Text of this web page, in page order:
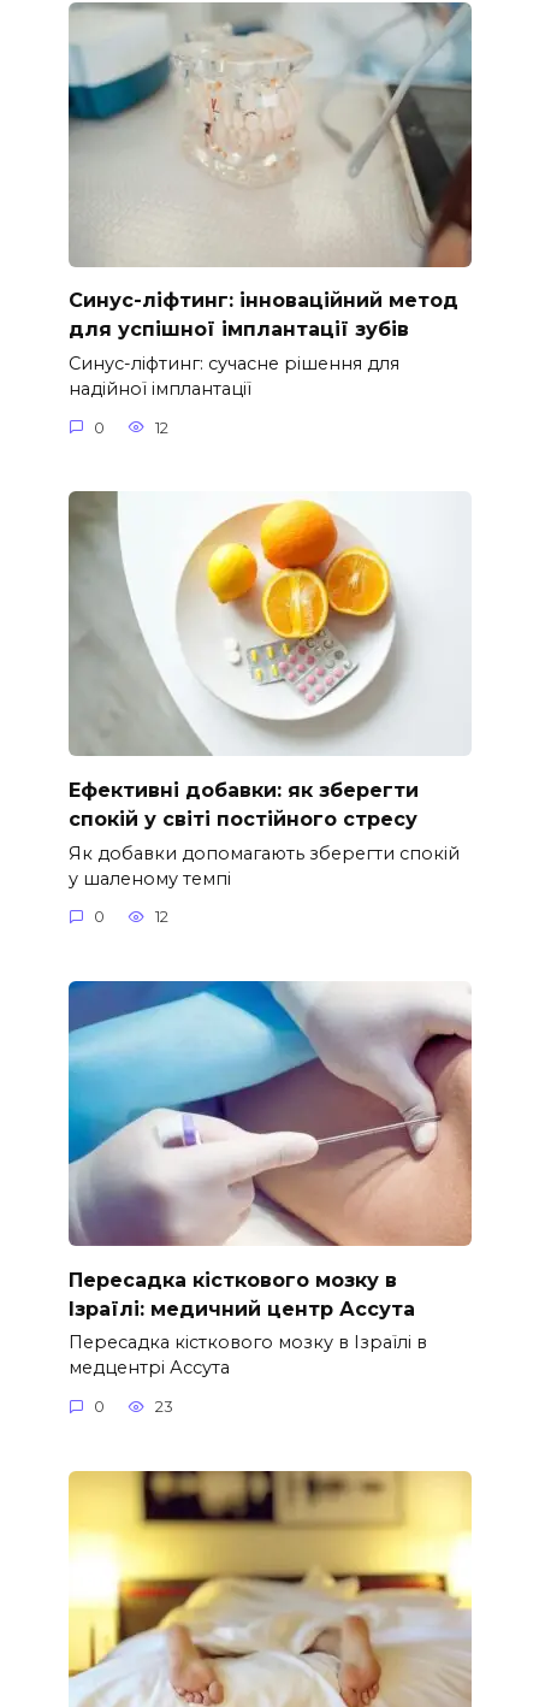
Синус-ліфтинг: інноваційний метод
для успішної імплантації зубів
Синус-ліфтинг: сучасне рішення для
надійної імплантації
0 12
Ефективні добавки: як зберегти
спокій у світі постійного стресу
Як добавки допомагають зберегти спокій
у шаленому темпі
0 12
Пересадка кісткового мозку в
Ізраїлі: медичний центр Ассута
Пересадка кісткового мозку в Ізраїлі в
медцентрі Ассута
0 23